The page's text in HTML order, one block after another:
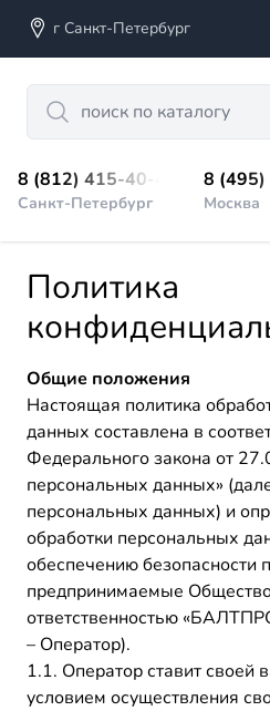
г Санкт-Петербург
Search
8 (812) 415-40-45
Санкт-Петербург
8 (495)
Москва
Политика
Общие положения
Настоящая политика
данных составлена в
Федерального закона от
персональных данных»
персональных данных) и
обработки персональных
обеспечению безопасности
предпринимаемые
ответственностью
– Оператор).
1.1. Оператор ставит
условием осуществления